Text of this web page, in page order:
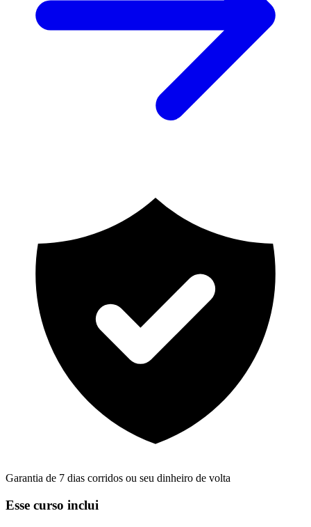
Garantia de 7 dias corridos ou seu dinheiro de volta
Esse curso inclui